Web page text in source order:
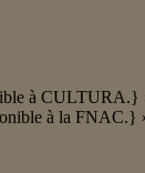
à CULTURA.}
à la FNAC.}